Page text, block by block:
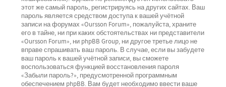
этот же самый пароль, регистрируясь на других сайтах. Ваш
пароль является средством доступа к вашей учётной
записи на форумах «Oursson Forum», пожалуйста, храните
его в тайне, ни при каких обстоятельствах ни представители
«Oursson Forum», ни phpBB Group, ни другое третье лицо не
вправе спрашивать ваш пароль. В случае, если вы забудете
ваш пароль к вашей учётной записи, вы сможете
воспользоваться функцией восстановления пароля
«Забыли пароль?», предусмотренной программным
обеспечением phpBB. Вам будет необходимо ввести ваше